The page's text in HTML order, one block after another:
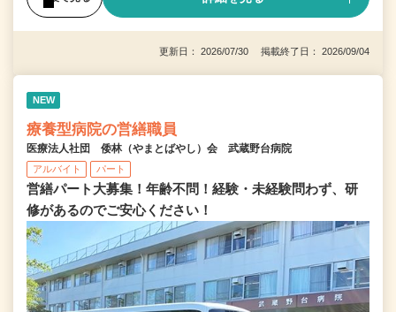
更新日： 2026/07/30 掲載終了日： 2026/09/04
NEW
療養型病院の営繕職員
医療法人社団 倭林（やまとばやし）会 武蔵野台病院
アルバイト パート
営繕パート大募集！年齢不問！経験・未経験問わず、研
修があるのでご安心ください！